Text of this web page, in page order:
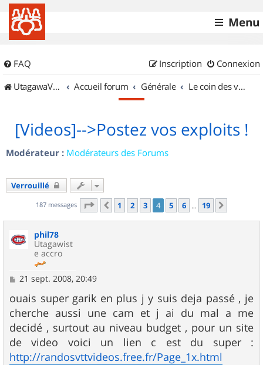
Menu
FAQ Connexion
Inscription
UtagawaVTT (Randos VTT et VTTAE avec traces GPS)
Accueil forum Générale Le coin des vidéastes
[Videos]-->Postez vos exploits !
Modérateur : Modérateurs des Forums
Verrouillé
187 messages Page 4sur
Précédent
1 2 3 4 5 6 … 19
phil78
Utagawist
e accro
M
s
s
a
g
e
21 sept. 2008, 20:49
ouais super garik en plus j y suis deja passé , je
cherche aussi une cam et j ai du mal a me
decidé , surtout au niveau budget , pour un site
de video voici un lien c est du super :
http://randosvttvideos.free.fr/Page_1x.html